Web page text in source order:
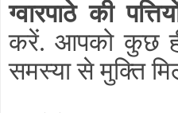
ग्वारपाठे की
करें. आपको कुछ
समस्या से मुक्ति